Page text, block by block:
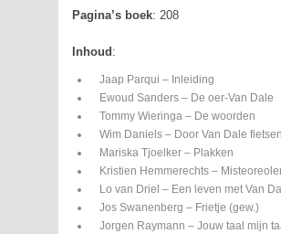
Pagina’s boek: 208
Inhoud :
Jaap Parqui – Inleiding
Ewoud Sanders – De oer-Van Dale
Tommy Wieringa – De woorden
Wim Daniels – Door Van Dale fietsen
Mariska Tjoelker – Plakken
Kristien Hemmerechts –
Lo van Driel – Een leven met Van
Jos Swanenberg – Frietje (gew.)
Jorgen Raymann – Jouw taal mijn